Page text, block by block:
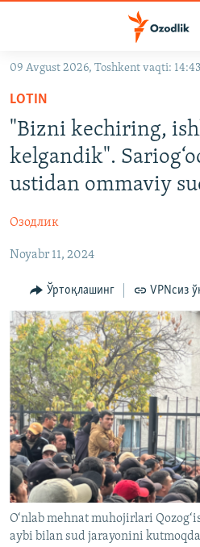
Асосий
навигацияга
ўтинг
Қидиришга
ўтинг
OZODVIDEO
OZODARXIV
На русском
ИЖТИМОИЙ ТАРМОҚЛАР
Озодлик бошқа тилларда
09 Avgust 2026, Toshkent vaqti: 14:43
LOTIN
"Bizni kechiring,
kelgandik".
ustidan ommaviy
Озодлик
Noyabr 11, 2024
Ўртоқлашинг VPNсиз
O‘nlab mehnat muhojirlari
aybi bilan sud jarayonini